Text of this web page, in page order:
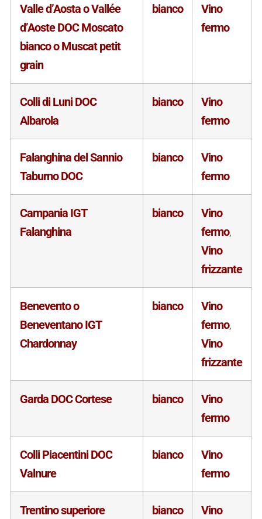
Valle d’Aosta o Vallée
d’Aoste DOC Moscato
bianco o Muscat petit
grain
bianco
Vino
fermo
Colli di Luni DOC
Albarola
bianco
Vino
fermo
Falanghina del Sannio
Taburno DOC
bianco
Vino
fermo
Campania IGT
Falanghina
bianco
Vino
fermo,
Vino
frizzante
Benevento o
Beneventano IGT
Chardonnay
bianco
Vino
fermo,
Vino
frizzante
Garda DOC Cortese bianco
Vino
fermo
Colli Piacentini DOC
Valnure
bianco
Vino
fermo
Trentino superiore
bianco
Vino